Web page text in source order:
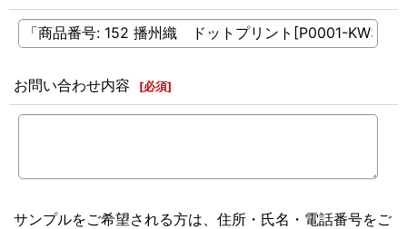
お問い合わせ内容 [必須]
サンプルをご希望される方は、住所・氏名・電話番号をご